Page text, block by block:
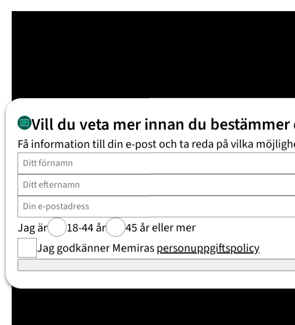
Vill du veta mer innan du bestämmer
Få information till din e-post och ta reda på vilka
Jag är 18-44 år
45 år eller mer
Jag godkänner Memiraspersonuppgiftspolicy